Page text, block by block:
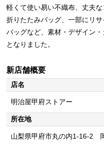
軽くて使い易い不織布、丈夫
折りたたみバッグ、一部にリ
バッグなど、素材・デザイン
となりました。
新店舗概要
店名
明治屋甲府ストアー
所在地
山梨県甲府市丸の内1-16-2